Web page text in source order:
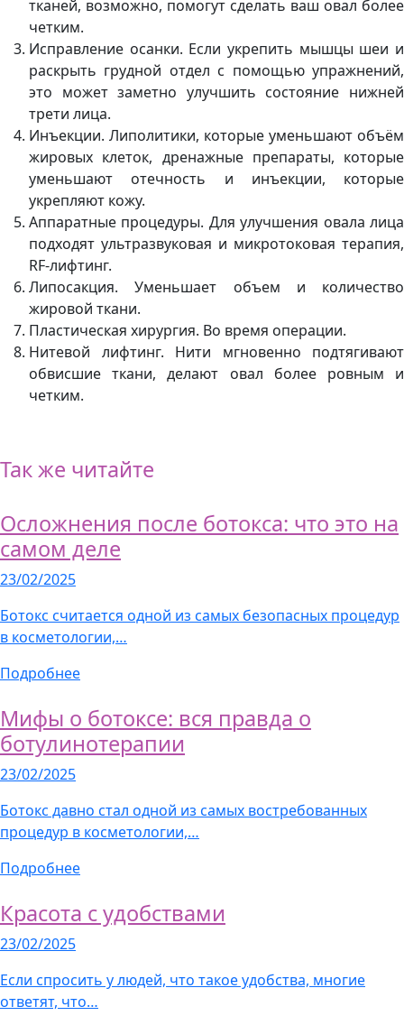
тканей, возможно, помогут сделать ваш овал более
четким.
Исправление осанки. Если укрепить мышцы шеи и
раскрыть грудной отдел с помощью упражнений,
это может заметно улучшить состояние нижней
трети лица.
Инъекции. Липолитики, которые уменьшают объём
жировых клеток, дренажные препараты, которые
уменьшают отечность и инъекции, которые
укрепляют кожу.
Аппаратные процедуры. Для улучшения овала лица
подходят ультразвуковая и микротоковая терапия,
RF-лифтинг.
Липосакция. Уменьшает объем и количество
жировой ткани.
Пластическая хирургия. Во время операции.
Нитевой лифтинг. Нити мгновенно подтягивают
обвисшие ткани, делают овал более ровным и
четким.
Так же читайте
Осложнения после ботокса: что это на
самом деле
23/02/2025
Ботокс считается одной из самых безопасных процедур
в косметологии,…
Подробнее
Мифы о ботоксе: вся правда о
ботулинотерапии
23/02/2025
Ботокс давно стал одной из самых востребованных
процедур в косметологии,…
Подробнее
Красота с удобствами
23/02/2025
Если спросить у людей, что такое удобства, многие
ответят, что…